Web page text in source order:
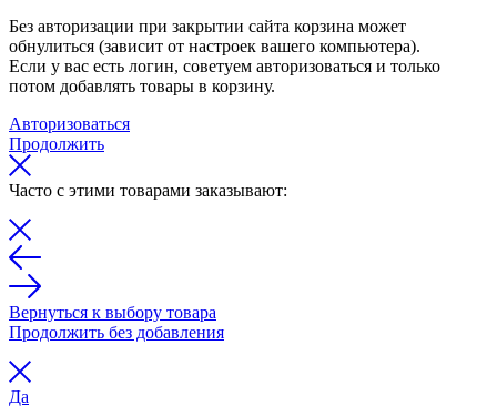
Без авторизации при закрытии сайта корзина может
обнулиться (зависит от настроек вашего компьютера).
Если у вас есть логин, советуем авторизоваться и только
потом добавлять товары в корзину.
Авторизоваться
Продолжить
Часто с этими товарами заказывают:
Вернуться к выбору товара
Продолжить без добавления
Да